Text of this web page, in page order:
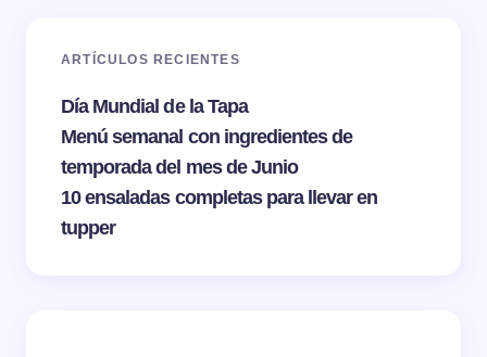
ARTÍCULOS RECIENTES
Día Mundial de la Tapa
Menú semanal con ingredientes de
temporada del mes de Junio
10 ensaladas completas para llevar en
tupper